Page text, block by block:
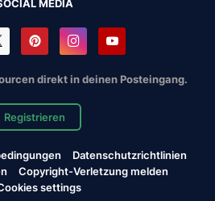
MEDIA
direkt in deinen Posteingang.
Registrieren
Datenschutzrichtlinien
Copyright-Verletzung melden
settings